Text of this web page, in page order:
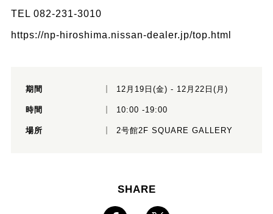
TEL 082-231-3010
https://np-hiroshima.nissan-dealer.jp/top.html
期間 12月19日(金) - 12月22日(月)
時間 10:00 -19:00
場所 2号館2F SQUARE GALLERY
SHARE